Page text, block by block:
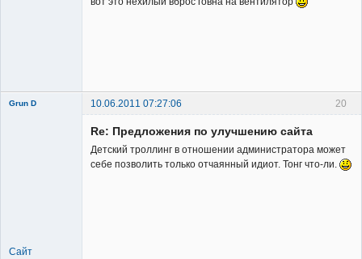
20
Grun D 10.06.2011 07:27:06
Re: Предложения по улучшению сайта
Детский троллинг в отношении администратора может
себе позволить только отчаянный идиот. Тонг что-ли.
Сайт